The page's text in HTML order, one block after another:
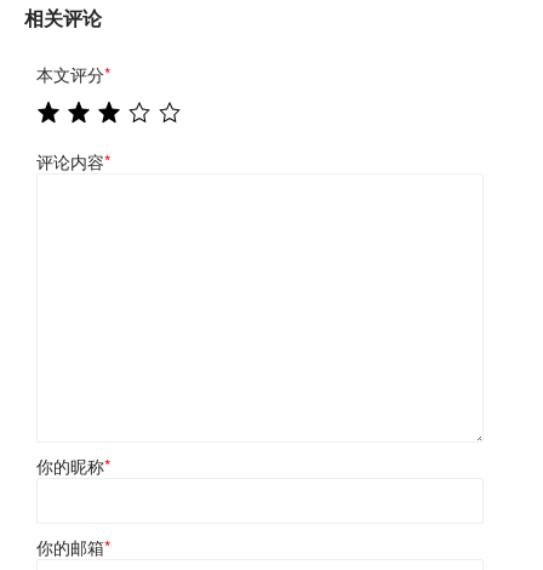
相关评论
本文评分*
评论内容*
你的昵称*
你的邮箱*